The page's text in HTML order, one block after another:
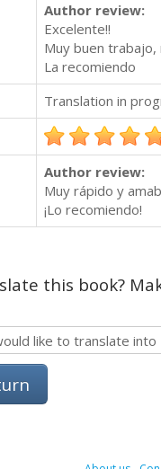
Author review:
Excelente!!
Muy buen trabajo,
La recomiendo
Translation in
Author review:
Muy rápido y
¡Lo recomiendo!
this book?